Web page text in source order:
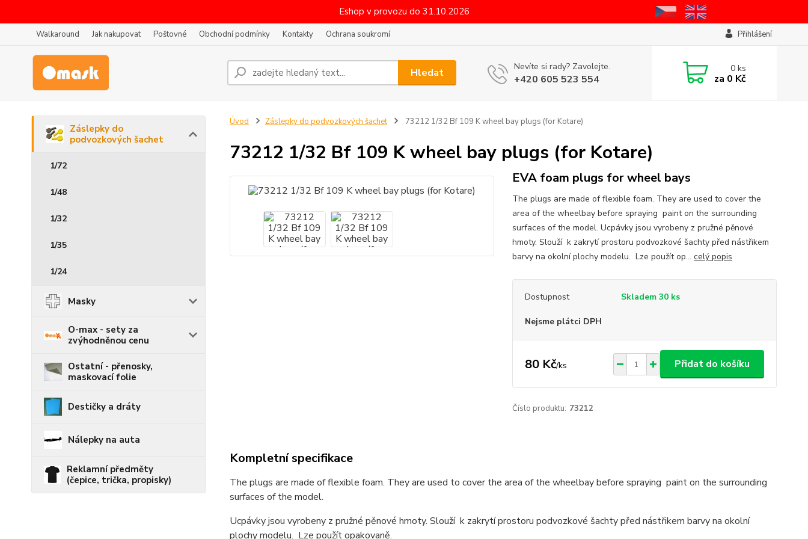
Eshop v provozu do 31.10.2026
Walkaround Jak nakupovat Poštovné Obchodní podmínky Kontakty Ochrana soukromí Přihlášení
Hledat Nevíte si rady? Zavolejte.
+420 605 523 554
0ks
za 0 Kč
Záslepky do
podvozkových šachet
1/72
1/48
1/32
1/35
1/24
Masky
O-max - sety za
zvýhodněnou cenu
Ostatní - přenosky,
maskovací folie
Destičky a dráty
Nálepky na auta
Reklamní předměty
(čepice, trička, propisky)
Úvod Záslepky do podvozkových šachet 73212 1/32 Bf 109 K wheel bay plugs (for Kotare)
73212 1/32 Bf 109 K wheel bay plugs (for Kotare)
EVA foam plugs for wheel bays
The plugs are made of flexible foam. They are used to cover the
area of the wheelbay before spraying paint on the surrounding
surfaces of the model. Ucpávky jsou vyrobeny z pružné pěnové
hmoty. Slouží k zakrytí prostoru podvozkové šachty před nástřikem
barvy na okolní plochy modelu. Lze použít op... celý popis
Dostupnost Skladem 30 ks
Nejsme plátci DPH
80 Kč/ks Přidat do košíku
Číslo produktu: 73212
Kompletní specifikace
The plugs are made of flexible foam. They are used to cover the area of the wheelbay before spraying paint on the surrounding
surfaces of the model.
Ucpávky jsou vyrobeny z pružné pěnové hmoty. Slouží k zakrytí prostoru podvozkové šachty před nástřikem barvy na okolní
plochy modelu. Lze použít opakovaně.